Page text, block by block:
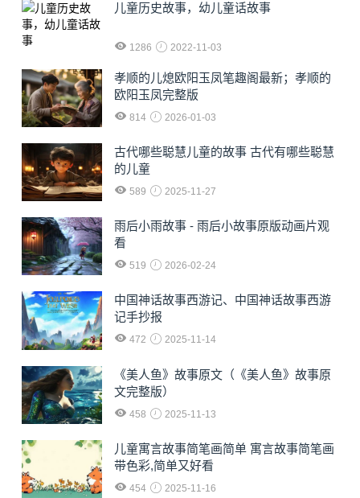
儿童历史故事，幼儿童话故事
1286 2022-11-03
孝顺的儿熄欧阳玉凤笔趣阁最新；孝顺的
欧阳玉凤完整版
814 2026-01-03
古代哪些聪慧儿童的故事 古代有哪些聪慧
的儿童
589 2025-11-27
雨后小雨故事 - 雨后小故事原版动画片观
看
519 2026-02-24
中国神话故事西游记、中国神话故事西游
记手抄报
472 2025-11-14
《美人鱼》故事原文（《美人鱼》故事原
文完整版）
458 2025-11-13
儿童寓言故事简笔画简单 寓言故事简笔画
带色彩,简单又好看
454 2025-11-16